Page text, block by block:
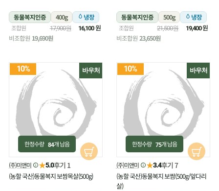
동물복지인증 500g 냉장
조합원 21,500원 19,400원
비조합원 23,650원
동물복지인증 400g 냉장
조합원 17,900원 16,100원
비조합원 19,690원
바우처
10%
한정수량 75개 남음
(주)미앤미 ★3.4후기 7
(농할 국산)동물복지 보쌈(500g/앞다리
살)
바우처
10%
한정수량 84개 남음
(주)미앤미 ★5.0후기 1
(농할 국산)동물복지 보쌈목살(500g)